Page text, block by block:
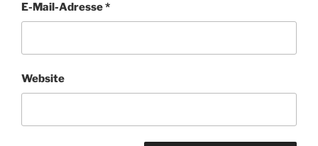
E-Mail-Adresse*
Website